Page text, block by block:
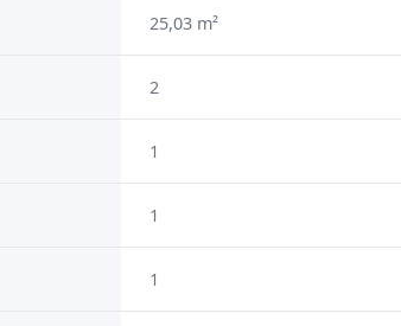
25,03 m²
2
1
1
1